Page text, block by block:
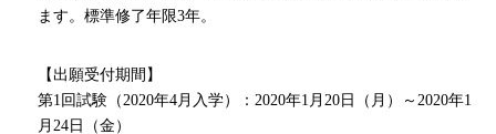
ます。標準修了年限3年。
【出願受付期間】
第1回試験（2020年4月入学）：2020年1月20日（月）～2020年1
月24日（金）